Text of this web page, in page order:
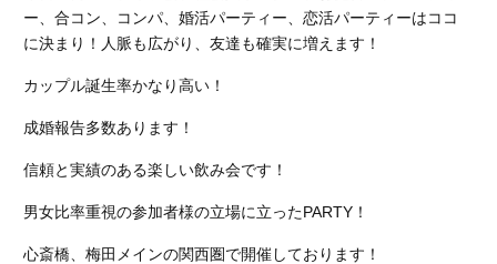
ー、合コン、コンパ、婚活パーティー、恋活パーティーはココ
に決まり！人脈も広がり、友達も確実に増えます！
カップル誕生率かなり高い！
成婚報告多数あります！
信頼と実績のある楽しい飲み会です！
男女比率重視の参加者様の立場に立ったPARTY ！
心斎橋、梅田メインの関西圏で開催しております！